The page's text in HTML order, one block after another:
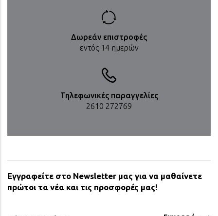
Δωρεάν επιστροφές
εντός 14 ημερών
Τηλεφωνικές παραγγελίες
2610 272769
Εγγραφείτε στο Newsletter μας για να μαθαίνετε
πρώτοι τα νέα και τις προσφορές μας!